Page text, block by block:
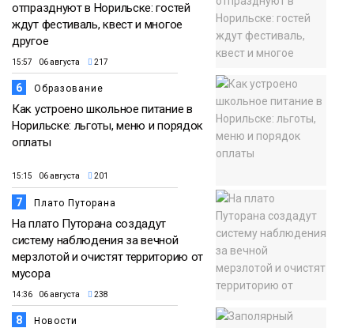
отпразднуют в Норильске: гостей
ждут фестиваль, квест и многое
другое
15:57 06 августа 217
6 Образование
Как устроено школьное питание в
Норильске: льготы, меню и порядок
оплаты
15:15 06 августа 201
7 Плато Путорана
На плато Путорана создадут
систему наблюдения за вечной
мерзлотой и очистят территорию от
мусора
14:36 06 августа 238
8 Новости